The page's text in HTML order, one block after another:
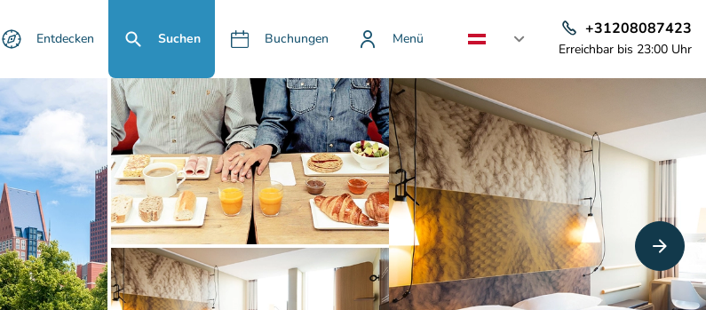
Entdecken Suchen Buchungen Menü
+31208087423
Erreichbar bis 23:00 Uhr